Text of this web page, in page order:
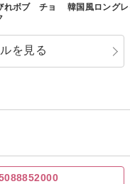
れボブ チョ
韓国風ロング
を見る